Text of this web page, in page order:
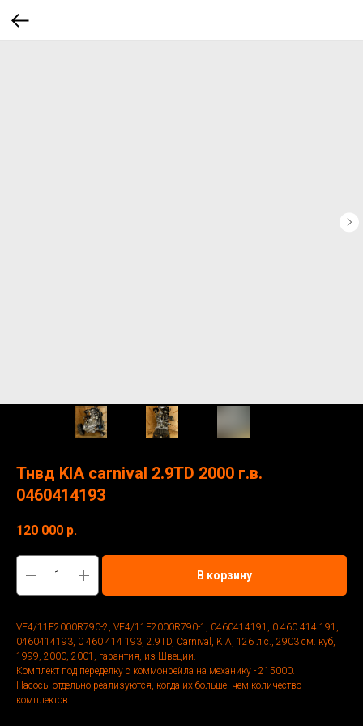
Тнвд KIA carnival 2.9TD 2000 г.в.
0460414193
120 000 р.
В корзину
VE4/11F2000R790-2, VE4/11F2000R790-1, 0460414191, 0 460 414 191,
0460414193, 0 460 414 193, 2.9TD, Carnival, KIA, 126 л.с., 2903 см. куб,
1999, 2000, 2001, гарантия, из Швеции.
Комплект под переделку с коммонрейла на механику - 215000.
Насосы отдельно реализуются, когда их больше, чем количество
комплектов.